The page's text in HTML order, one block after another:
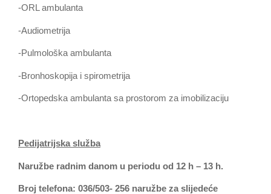
-ORL ambulanta
-Audiometrija
-Pulmološka ambulanta
-Bronhoskopija i spirometrija
-Ortopedska ambulanta sa prostorom za imobilizaciju
Pedijatrijska služba
Naružbe radnim danom u periodu od 12 h – 13 h.
Broj telefona: 036/503- 256 naružbe za slijedeće